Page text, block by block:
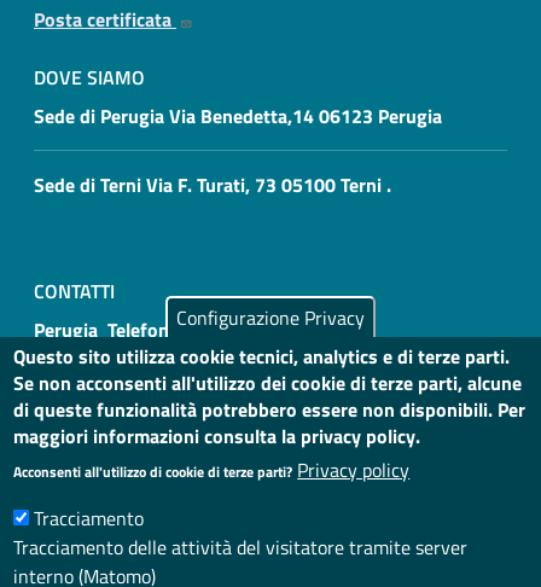
Posta certificata
DOVE SIAMO
Sede di Perugia Via Benedetta,14 06123 Perugia
Sede di Terni Via F. Turati, 73 05100 Terni .
CONTATTI
Perugia Telefono: 075 4693000
Terni Telefono: 0744 206223 0744 206231
Small prints
Useful links section
Privacy
Configurazione Privacy
Questo sito utilizza cookie tecnici, analytics e di terze parti.
Se non acconsenti all'utilizzo dei cookie di terze parti, alcune
di queste funzionalità potrebbero essere non disponibili. Per
maggiori informazioni consulta la privacy policy.
Acconsenti all'utilizzo di cookie di terze parti? Privacy policy
Tracciamento
Tracciamento delle attività del visitatore tramite server
interno (Matomo)